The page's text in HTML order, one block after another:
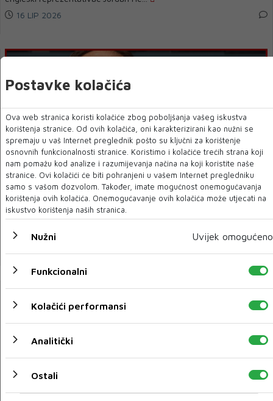
16 LIP 2026
Faruk Hadžibegić za Dnevni list: Možemo biti i prvi na
ljestvici
Svjetsko prvenstvo donijelo je dozu ponosa, emocija i nade za
navijače Bosne i Hercegovine. Zmaje...
Postavke kolačića
Ova web stranica koristi kolačiće zbog poboljšanja vašeg iskustva
korištenja stranice. Od ovih kolačića, oni karakterizirani kao nužni se
spremaju u vaš Internet preglednik pošto su ključni za korištenje
osnovnih funkcionalnosti stranice. Koristimo i kolačiće trećih strana koji
nam pomažu kod analize i razumijevanja načina na koji koristite naše
stranice. Ovi kolačići će biti pohranjeni u vašem Internet pregledniku
samo s vašom dozvolom. Također, imate mogućnost onemogućavanja
korištenja ovih kolačića. Onemogućavanje ovih kolačića može utjecati na
iskustvo korištenja naših stranica.
Nužni Uvijek omogućeno
Funkcionalni
Kolačići performansi
Analitički
Ostali